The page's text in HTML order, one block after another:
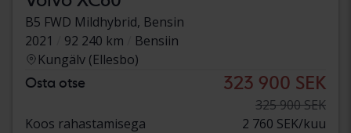
B5 FWD Mildhybrid, Bensin
2021
92 240 km
Bensiin
Kungälv (Ellesbo)
Osta otse 323 900 SEK
325 900 SEK
Koos rahastamisega
2 760 SEK/kuu